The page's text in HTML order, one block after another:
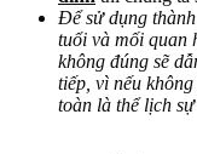
Để sử dụng
tuổi và mối quan
không đúng sẽ
tiếp, vì nếu
toàn là thể lịch sự